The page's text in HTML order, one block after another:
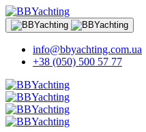
info@bbyachting.com.ua
+38 (050) 500 57 77